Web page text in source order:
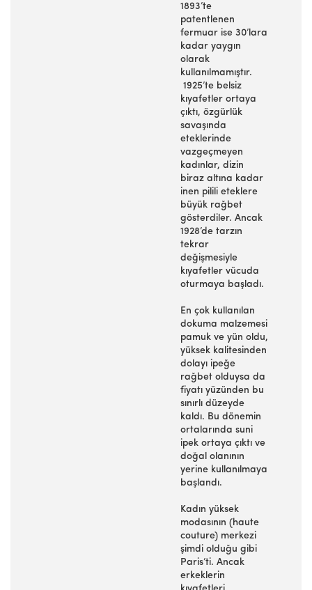
1893’te
patentlenen
fermuar ise 30’lara
kadar yaygın
olarak
kullanılmamıştır.
1925’te belsiz
kıyafetler ortaya
çıktı, özgürlük
savaşında
eteklerinde
vazgeçmeyen
kadınlar, dizin
biraz altına kadar
inen pilili eteklere
büyük rağbet
gösterdiler. Ancak
1928’de tarzın
tekrar
değişmesiyle
kıyafetler vücuda
oturmaya başladı.
En çok kullanılan
dokuma malzemesi
pamuk ve yün oldu,
yüksek kalitesinden
dolayı ipeğe
rağbet olduysa da
fiyatı yüzünden bu
sınırlı düzeyde
kaldı. Bu dönemin
ortalarında suni
ipek ortaya çıktı ve
doğal olanının
yerine kullanılmaya
başlandı.
Kadın yüksek
modasının (haute
couture) merkezi
şimdi olduğu gibi
Paris’ti. Ancak
erkeklerin